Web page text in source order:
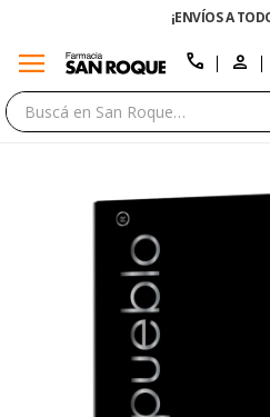
¡ENVÍOS A
menu call
close